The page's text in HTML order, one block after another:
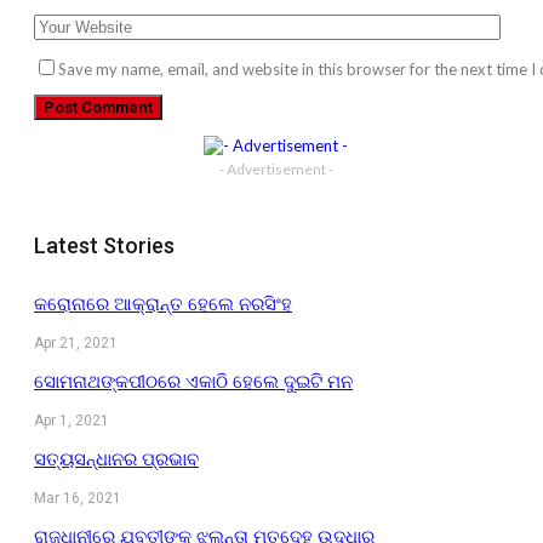
Save my name, email, and website in this browser for the next time I
- Advertisement -
Latest Stories
କରୋନାରେ ଆକ୍ରାନ୍ତ ହେଲେ ନରସିଂହ
Apr 21, 2021
ସୋମନାଥଙ୍କପୀଠରେ ଏକାଠି ହେଲେ ଦୁଇଟି ମନ
Apr 1, 2021
ସତ୍ୟସନ୍ଧାନର ପ୍ରଭାବ
Mar 16, 2021
ରାଜଧାନୀରେ ଯୁବତୀଙ୍କ ଝୁଲନ୍ତା ମୃତଦେହ ଉଦ୍ଧାର